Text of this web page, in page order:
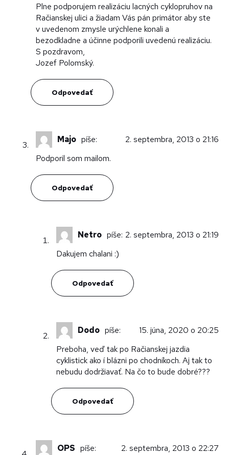
Plne podporujem realizáciu lacných cyklopruhov na
Račianskej ulici a žiadam Vás pán primátor aby ste
v uvedenom zmysle urýchlene konali a
bezodkladne a účinne podporili uvedenú realizáciu.
S pozdravom,
Jozef Polomský.
Odpovedať
Majo píše:
2. septembra, 2013 o 21:16
Podporil som mailom.
Odpovedať
Netro píše: 2. septembra, 2013 o 21:19
Dakujem chalani :)
Odpovedať
Dodo píše:
15. júna, 2020 o 20:25
Preboha, veď tak po Račianskej jazdia
cyklistick ako í blázni po chodníkoch. Aj tak to
nebudu dodržiavať. Na čo to bude dobré???
Odpovedať
OPS píše:
2. septembra, 2013 o 22:27